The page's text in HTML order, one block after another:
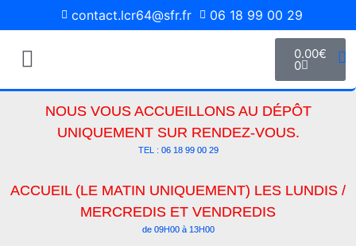
contact.lcr64@sfr.fr 06 18 99 00 29
0.00€
0
NOUS VOUS ACCUEILLONS AU DÉPÔT
UNIQUEMENT SUR RENDEZ-VOUS.
TEL : 06 18 99 00 29
ACCUEIL (LE MATIN UNIQUEMENT) LES LUNDIS /
MERCREDIS ET VENDREDIS
de 09H00 à 13H00